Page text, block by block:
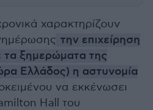
χαρακτηρίζουν
την επιχείρηση
τα ξημερώματα της
Ελλάδος) η αστυνομία
να εκκένωσει
Hall του